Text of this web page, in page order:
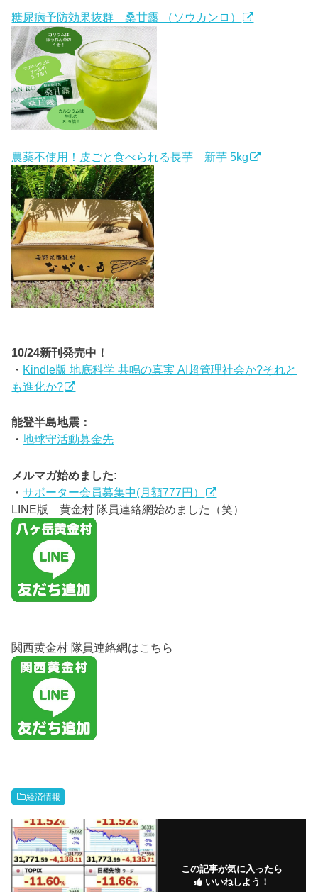
糖尿病予防効果抜群 桑甘露 （ソウカンロ）
農薬不使用！皮ごと食べられる長芋 新芋 5kg
10/24新刊発売中！
・ Kindle版 地底科学 共鳴の真実 AI超管理社会か?それと
も進化か?
能登半島地震：
・地球守活動募金先
メルマガ始めました:
・サポーター会員募集中(月額777円）
LINE版 黄金村 隊員連絡網始めました（笑）
関西黄金村 隊員連絡網はこちら
経済情報
この記事が気に入ったら
いいねしよう！